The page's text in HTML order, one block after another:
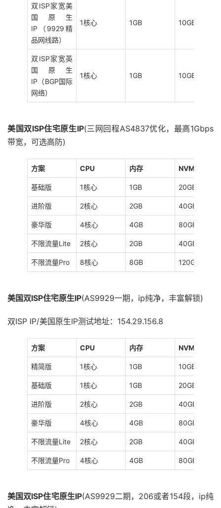
双ISP家宽美
国原生
IP（9929精
品网线路）
1核心 1GB 10GB NVMe
双ISP家宽英
国原生
IP（BGP国际
网络）
1核心 1GB 10GB NVMe
美国双ISP住宅原生IP(三网回程AS4837优化，最高1Gbps
带宽，可选高防)
方案 CPU 内存 NVMe
基础版 1核心 1GB 20GB
进阶版 2核心 2GB 40GB
豪华版 4核心 4GB 80GB
不限流量Lite 2核心 2GB 40GB
不限流量Pro 8核心 8GB 120GB
美国双ISP住宅原生IP(AS9929一期，ip纯净，丰富解锁)
双ISP IP/美国原生IP测试地址：154.29.156.8
方案 CPU 内存 NVMe
精简版 1核心 1GB 10GB
基础版 1核心 1GB 20GB
进阶版 2核心 2GB 40GB
豪华版 4核心 4GB 80GB
不限流量Lite 2核心 2GB 40GB
不限流量Pro 4核心 4GB 80GB
美国双ISP住宅原生IP(AS9929二期，206或者154段，ip纯